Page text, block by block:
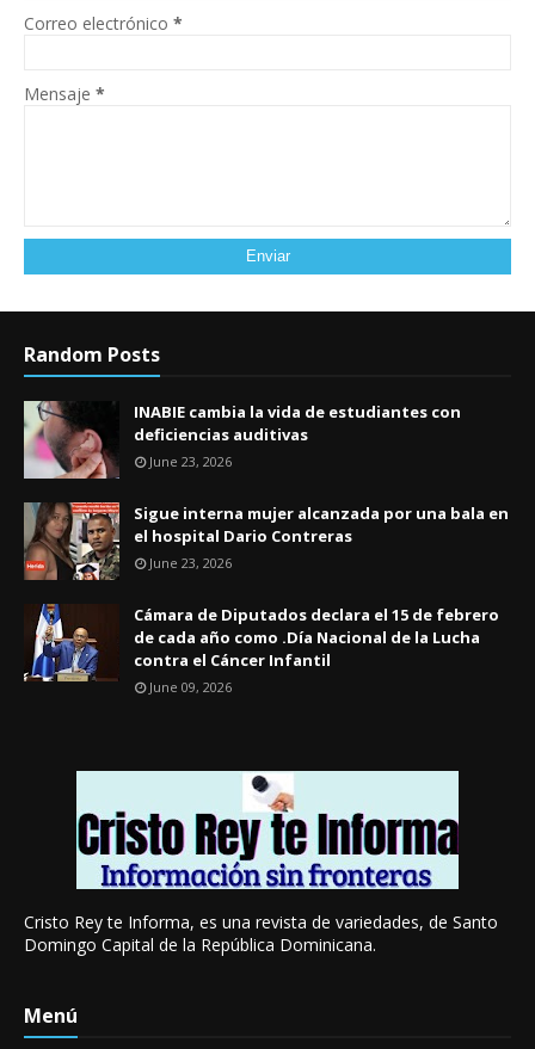
Correo electrónico *
Mensaje *
Random Posts
INABIE cambia la vida de estudiantes con
deficiencias auditivas
June 23, 2026
Sigue interna mujer alcanzada por una bala en
el hospital Dario Contreras
June 23, 2026
Cámara de Diputados declara el 15 de febrero
de cada año como .Día Nacional de la Lucha
contra el Cáncer Infantil
June 09, 2026
Cristo Rey te Informa, es una revista de variedades, de Santo
Domingo Capital de la República Dominicana.
Menú